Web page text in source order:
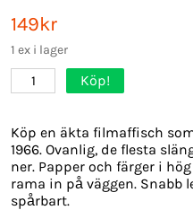
149kr
1 ex i lager
1 Köp!
Köp en äkta filmaffisch
1966. Ovanlig, de flesta
ner. Papper och färger i
rama in på väggen. Snabb
spårbart.